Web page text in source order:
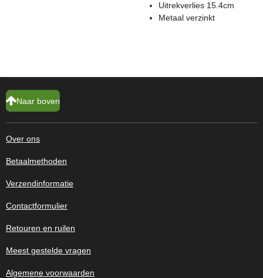
Uitrekverlies 15.4cm
Metaal verzinkt
Naar boven
Over ons
Betaalmethoden
Verzendinformatie
Contactformulier
Retouren en ruilen
Meest gestelde vragen
Algemene voorwaarden